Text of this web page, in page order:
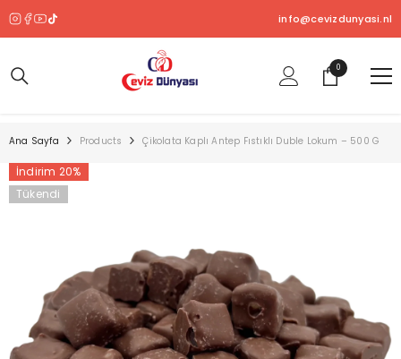
info@cevizdunyasi.nl
00
ürün
Ana Sayfa Products Çikolata Kaplı Antep Fıstıklı Duble Lokum – 500 G
İndirim 20%
Tükendi